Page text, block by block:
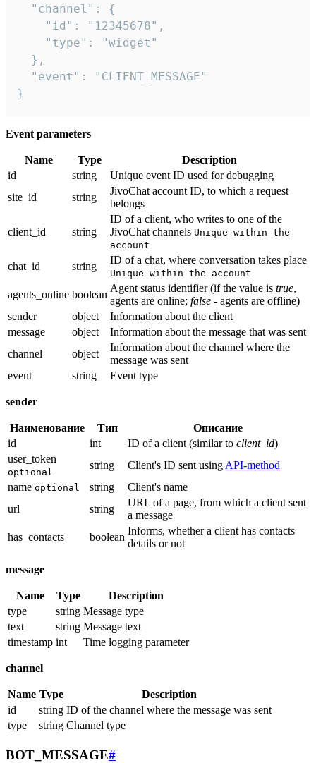
  "channel": {
    "id": "12345678",
    "type": "widget"
  },
  "event": "CLIENT_MESSAGE"
}
Event parameters
Name Type
Description
id
string
Unique event ID used for debugging
site_id
string
JivoChat account ID, to which a request
belongs
client_id string
ID of a client, who writes to one of the
JivoChat channels Unique within the
account
chat_id string
ID of a chat, where conversation takes place
Unique within the account
agents_online boolean
Agent status identifier (if the value is true,
agents are online; false - agents are offline)
sender
object
Information about the client
message
object
Information about the message that was sent
channel
object
Information about the channel where the
message was sent
event
string Event type
sender
Наименование Тип
Описание
id
int ID of a client (similar to client_id)
user_token
optional
string Client's ID sent using API-method
name optional string
Client's name
url
string
URL of a page, from which a client sent
a message
has_contacts
boolean
Informs, whether a client has contacts
details or not
message
Name Type
Description
type
string Message type
text
string Message text
timestamp int Time logging parameter
channel
Name Type
Description
id
string ID of the channel where the message was sent
type
string Channel type
BOT_MESSAGE#